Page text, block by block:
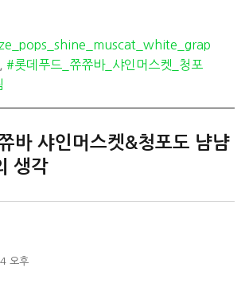
,#롯데푸드_쮸쮸바_샤인머스켓_청포
바 샤인머스켓&청포도 냠냠
생각
오후